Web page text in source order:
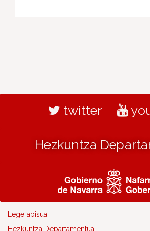
twitter
Hezkuntza
Lege abisua
Hezkuntza Departamentua